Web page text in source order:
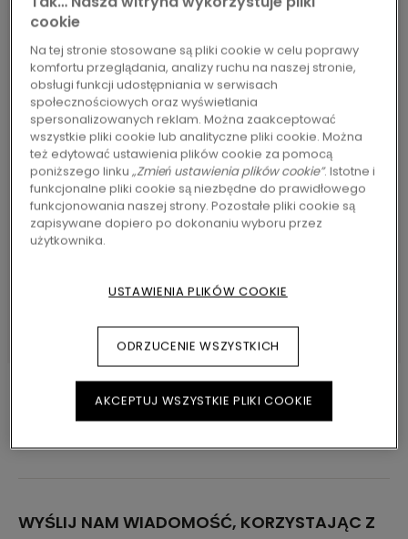
możesz znaleźć odpowiedzi, której
szukacz? A może masz konkretne pytanie
dotyczące naszych podłóg drewnianych,
laminowanych lub winylowych? Niezależnie
od tego, czego szukasz, nasz zespół Pergo
zawsze jest gotowy, aby Ci pomóc. Jeśli
masz jakiekolwiek pytania dotyczące
montażu lub dostępności produktów w
Twoim kraju, najlepszym sposobem będzie
ZADZWOŃ POD NUMER
WYŚLIJ NAM WIADOMOŚĆ, KORZYSTAJĄC Z
cookie
Na tej stronie stosowane są pliki cookie w celu poprawy
komfortu przeglądania, analizy ruchu na naszej stronie,
obsługi funkcji udostępniania w serwisach
społecznościowych oraz wyświetlania
spersonalizowanych reklam. Można zaakceptować
wszystkie pliki cookie lub analityczne pliki cookie. Można
też edytować ustawienia plików cookie za pomocą
poniższego linku„Zmień ustawienia plików cookie”. Istotne i
funkcjonalne pliki cookie są niezbędne do prawidłowego
funkcjonowania naszej strony. Pozostałe pliki cookie są
zapisywane dopiero po dokonaniu wyboru przez
użytkownika.
USTAWIENIA PLIKÓW COOKIE
ODRZUCENIE WSZYSTKICH
AKCEPTUJ WSZYSTKIE PLIKI COOKIE